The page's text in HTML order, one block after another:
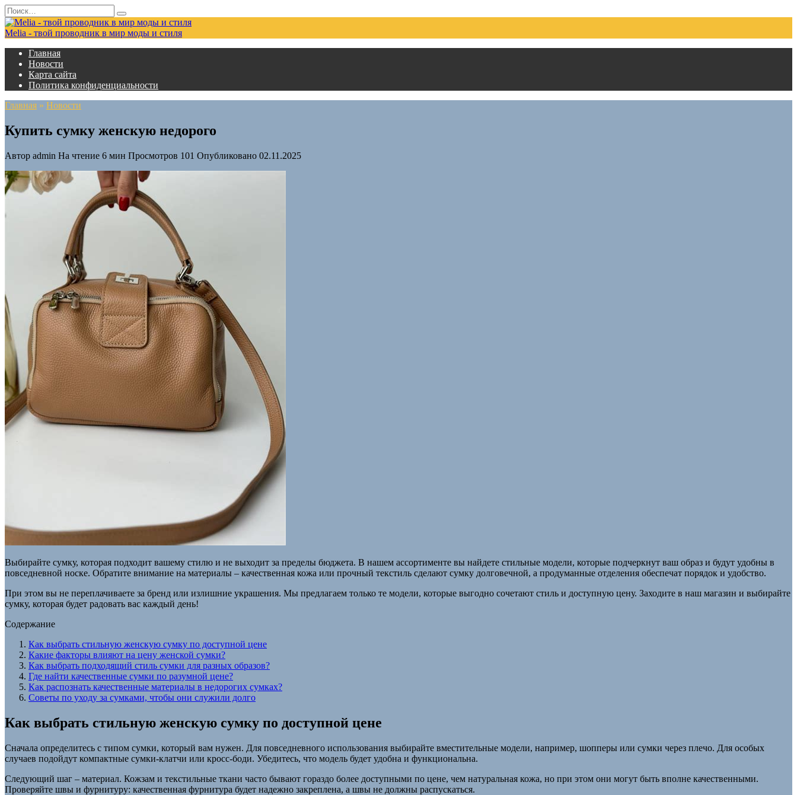
Перейти
к
содержанию
Search
for:
Melia - твой проводник в мир моды и стиля
Главная
Новости
Карта сайта
Политика конфиденциальности
Главная » Новости
Купить сумку женскую недорого
Автор admin На чтение 6 мин Просмотров 101 Опубликовано 02.11.2025
Выбирайте сумку, которая подходит вашему стилю и не выходит за пределы бюджета. В нашем ассортименте вы найдете стильные модели, которые подчеркнут ваш образ и будут удобны в
повседневной носке. Обратите внимание на материалы – качественная кожа или прочный текстиль сделают сумку долговечной, а продуманные отделения обеспечат порядок и удобство.
При этом вы не переплачиваете за бренд или излишние украшения. Мы предлагаем только те модели, которые выгодно сочетают стиль и доступную цену. Заходите в наш магазин и выбирайте
сумку, которая будет радовать вас каждый день!
Содержание
Как выбрать стильную женскую сумку по доступной цене
Какие факторы влияют на цену женской сумки?
Как выбрать подходящий стиль сумки для разных образов?
Где найти качественные сумки по разумной цене?
Как распознать качественные материалы в недорогих сумках?
Советы по уходу за сумками, чтобы они служили долго
Как выбрать стильную женскую сумку по доступной цене
Сначала определитесь с типом сумки, который вам нужен. Для повседневного использования выбирайте вместительные модели, например, шопперы или сумки через плечо. Для особых
случаев подойдут компактные сумки-клатчи или кросс-боди. Убедитесь, что модель будет удобна и функциональна.
Следующий шаг – материал. Кожзам и текстильные ткани часто бывают гораздо более доступными по цене, чем натуральная кожа, но при этом они могут быть вполне качественными.
Проверяйте швы и фурнитуру: качественная фурнитура будет надежно закреплена, а швы не должны распускаться.